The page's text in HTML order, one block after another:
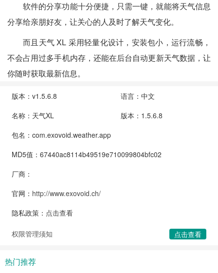
软件的分享功能十分便捷，只需一键，就能将天气信息
分享给亲朋好友，让关心的人及时了解天气变化。
而且天气 XL 采用轻量化设计，安装包小，运行流畅，
不会占用过多手机内存，还能在后台自动更新天气数据，让
你随时获取最新信息。
版本：v1.5.6.8
语言：中文
名称：天气XL
版本：1.5.6.8
包名：com.exovoid.weather.app
MD5值：67440ac8114b49519e710099804bfc02
厂商：
官网： http://www.exovoid.ch/
隐私政策： 点击查看
权限管理须知 点击查看
热门推荐